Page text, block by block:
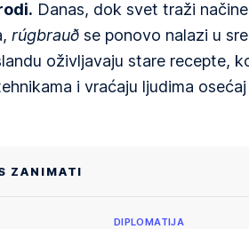
Danas, dok svet traži
rúgbrauð se ponovo nalazi u
oživljavaju stare recepte,
i vraćaju ljudima
ZANIMATI
DIPLOMATIJA